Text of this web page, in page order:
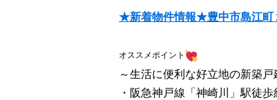
★新着物件情報★豊中市島江町
オススメポイント
～生活に便利な好立地の新築戸
・阪急神戸線「神崎川」駅徒歩